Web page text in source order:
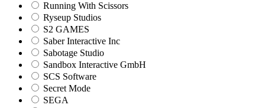
Running With Scissors
Ryseup Studios
S2 GAMES
Saber Interactive Inc
Sabotage Studio
Sandbox Interactive GmbH
SCS Software
Secret Mode
SEGA